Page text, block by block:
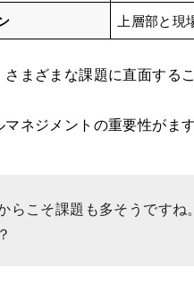
上層部と現
まざまな課題に直面する
ネジメントの重要性がま
らこそ課題も多そうですね